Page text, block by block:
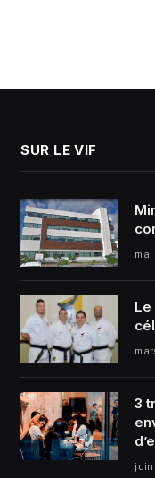
SUR LE VIF
Le
3
juin